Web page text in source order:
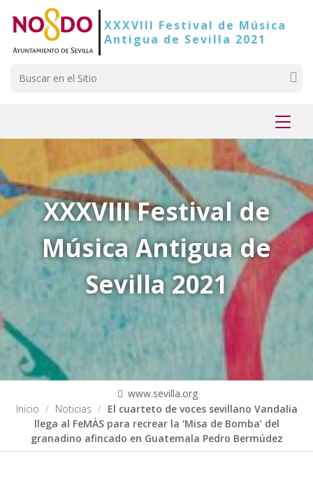
Saltar al contenido
Saltar a la navegación
Información de contactoXXXVIII Festival de Música
Antigua de Sevilla 2021
menú
XXXVIII Festival de
Música Antigua de
Sevilla 2021
www.sevilla.org
Inicio
Noticias
El cuarteto de voces sevillano Vandalia
llega al FeMÀS para recrear la ‘Misa de Bomba’ del
granadino afincado en Guatemala Pedro Bermúdez